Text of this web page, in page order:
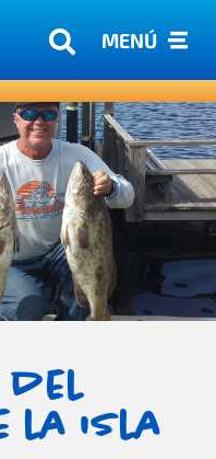
MENÚ
del
la isla